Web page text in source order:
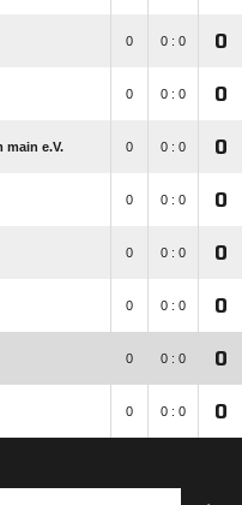
0 0 : 0 0
0 0 : 0 0
main e.V. 0 0 : 0 0
0 0 : 0 0
0 0 : 0 0
0 0 : 0 0
0 0 : 0 0
0 0 : 0 0